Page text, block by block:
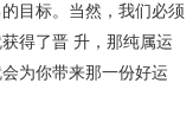
目标。当然，我们必须
得了晋 升，那纯属运
为你带来那一份好运